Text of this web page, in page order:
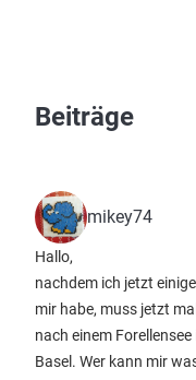
Beiträge
mikey74
Hallo,
nachdem ich jetzt
mir habe, muss jetzt
nach einem
Basel. Wer kann mir